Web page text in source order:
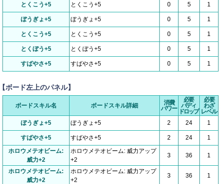
とくこう+5 とくこう+5 0 5 1
ぼうぎょ+5 ぼうぎょ+5 0 5 1
とくこう+5 とくこう+5 0 5 1
とくぼう+5 とくぼう+5 0 5 1
すばやさ+5 すばやさ+5 0 5 1
ボード左上のパネル】
ボードスキル名 ボードスキル詳細
消費
パワー
必要
バディ
ドロップ
必要
わざ
レベル
ぼうぎょ+5
ぼうぎょ+5 2 24 1
すばやさ+5 すばやさ+5 2 24
1
ホロウメテオビーム:
威力+2
ホロウメテオビーム: 威力アップ
+2
3 36 1
ホロウメテオビーム:
威力+2
ホロウメテオビーム: 威力アップ
+2
3 36 1